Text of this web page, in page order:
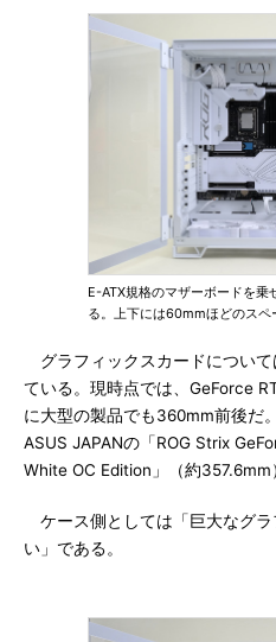
E-ATX規格のマザーボードを乗
る。上下には60mmほどのスペ
グラフィックスカードについ
ている。現時点では、GeForce
に大型の製品でも360mm前後だ
ASUS JAPANの「ROG Strix
White OC Edition」（約357.6mm
ケース側としては「巨大なグ
い」である。